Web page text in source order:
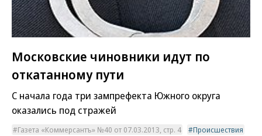
Московские чиновники идут по
откатанному пути
С начала года три зампрефекта Южного округа
оказались под стражей
Газета «Коммерсантъ» №40 от 07.03.2013, стр. 4
Происшествия